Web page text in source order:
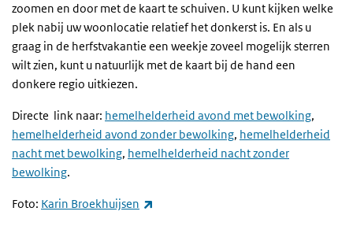
zoomen en door met de kaart te schuiven. U kunt kijken welke
plek nabij uw woonlocatie relatief het donkerst is. En als u
graag in de herfstvakantie een weekje zoveel mogelijk sterren
wilt zien, kunt u natuurlijk met de kaart bij de hand een
donkere regio uitkiezen.
Directe link naar: hemelhelderheid avond met bewolking,
hemelhelderheid avond zonder bewolking, hemelhelderheid
nacht met bewolking, hemelhelderheid nacht zonder
bewolking.
Foto: Karin Broekhuijsen